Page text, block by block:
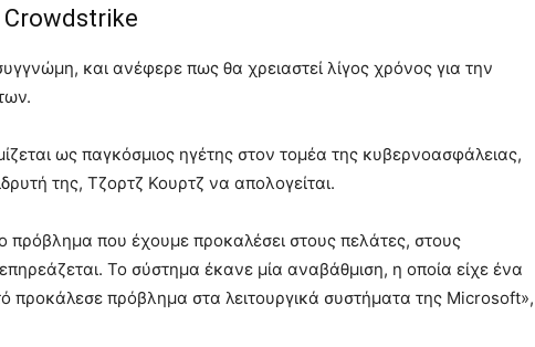
Crowdstrike
και ανέφερε πως θα χρειαστεί λίγος χρόνος για την
ως παγκόσμιος ηγέτης στον τομέα της κυβερνοασφάλειας,
της, Τζορτζ Κουρτζ να απολογείται.
πρόβλημα που έχουμε προκαλέσει στους πελάτες, στους
Το σύστημα έκανε μία αναβάθμιση, η οποία είχε ένα
προκάλεσε πρόβλημα στα λειτουργικά συστήματα της Microsoft»,